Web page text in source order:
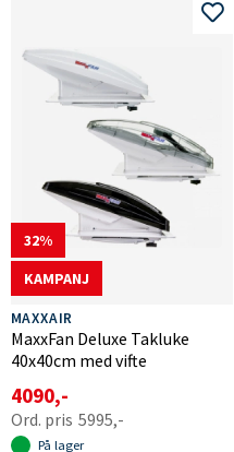
32
KAMPANJ
MAXXAIR
MaxxFan Deluxe Takluke
40x40cm med vifte
4090,-
5995,-
På lager